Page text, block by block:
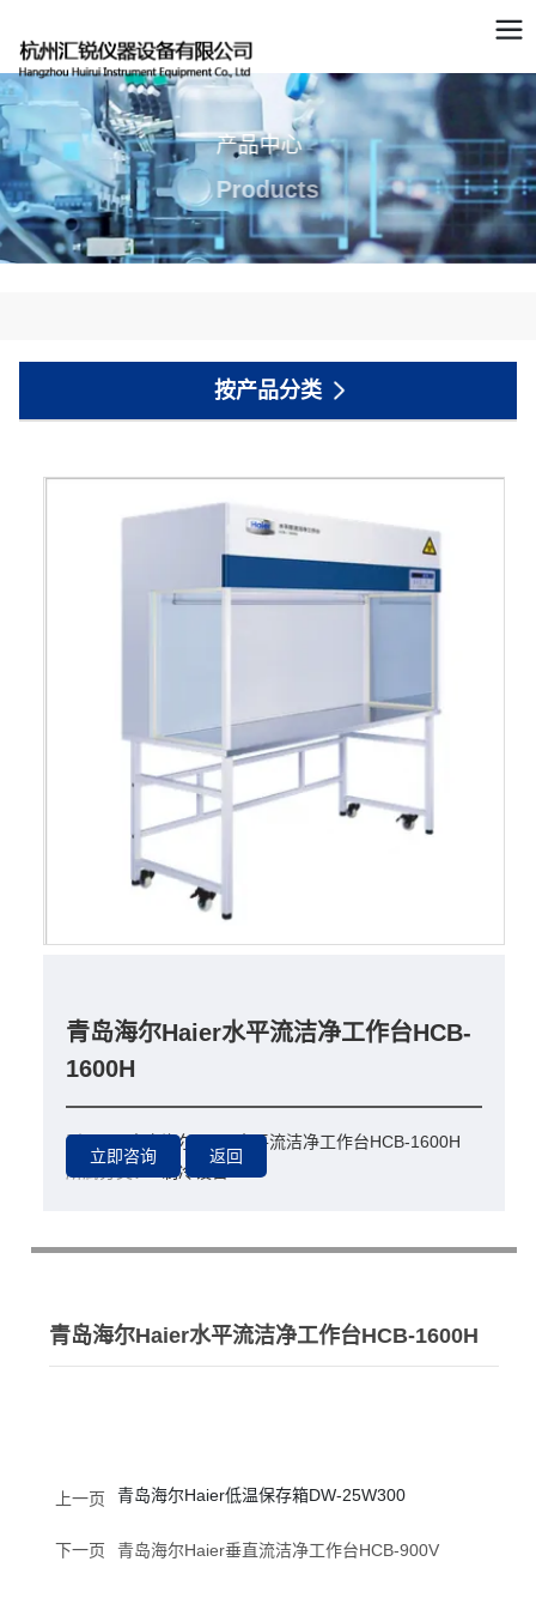
产品中心
Products
按产品分类
青岛海尔Haier水平流洁净工作台HCB-
1600H
型号：
青岛海尔Haier水平流洁净工作台HCB-1600H
所属分类：
制冷设备
青岛海尔Haier水平流洁净工作台HCB-1600H
上一页 青岛海尔Haier低温保存箱DW-25W300
下一页 青岛海尔Haier垂直流洁净工作台HCB-900V